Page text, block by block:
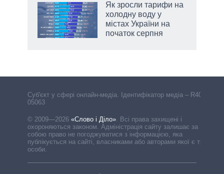
Як зросли тарифи на
холодну воду у
містах України на
початок серпня
Cуб'єкт у сфері онлайн-медіа. Ідентифікатор медіа – R40-
05063
© 2009—2026 «Слово і Діло». Всі права захищені і
охороняються законом. Адміністрація сайту залишає за
собою право не погоджуватися з інформацією, яка
публікується на сайті, власниками або авторами якої є треті
особи.